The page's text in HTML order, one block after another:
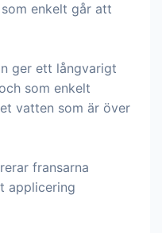
enkelt går att
ger ett långvarigt
som enkelt
vatten som är över
fransarna
applicering